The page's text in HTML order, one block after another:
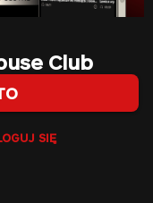
Club
SIĘ